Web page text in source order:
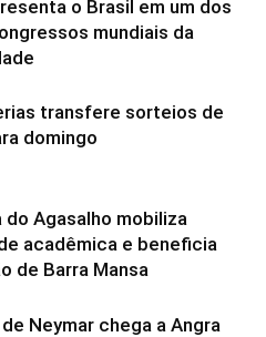
o Brasil em um dos
mundiais da
transfere sorteios de
domingo
do Agasalho mobiliza
acadêmica e beneficia
de Barra Mansa
Neymar chega a Angra